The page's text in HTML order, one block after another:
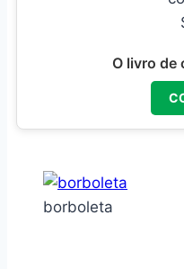
O livro de
borboleta